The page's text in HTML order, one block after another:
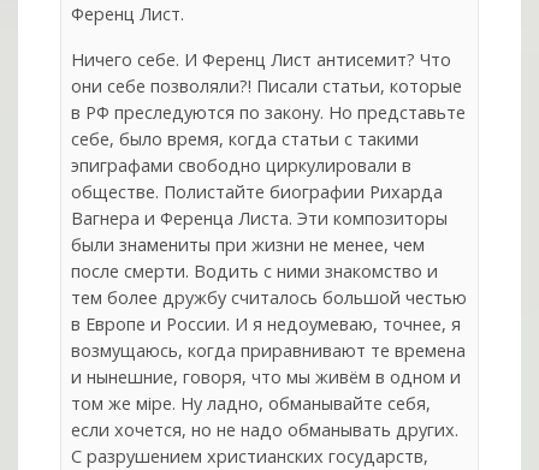
Ференц Лист.
Ничего себе. И Ференц Лист антисемит? Что
они себе позволяли?! Писали статьи, которые
в РФ преследуются по закону. Но представьте
себе, было время, когда статьи с такими
эпиграфами свободно циркулировали в
обществе. Полистайте биографии Рихарда
Вагнера и Ференца Листа. Эти композиторы
были знамениты при жизни не менее, чем
после смерти. Водить с ними знакомство и
тем более дружбу считалось большой честью
в Европе и России. И я недоумеваю, точнее, я
возмущаюсь, когда приравнивают те времена
и нынешние, говоря, что мы живём в одном и
том же мiре. Ну ладно, обманывайте себя,
если хочется, но не надо обманывать других.
С разрушением христианских государств,